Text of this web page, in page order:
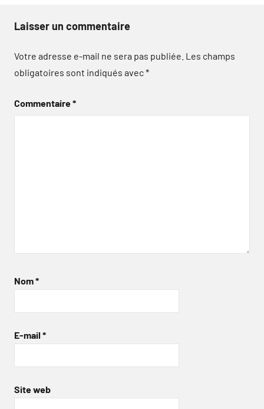
Laisser un commentaire
Votre adresse e-mail ne sera pas publiée. Les champs
obligatoires sont indiqués avec*
Commentaire*
Nom*
E-mail *
Site web